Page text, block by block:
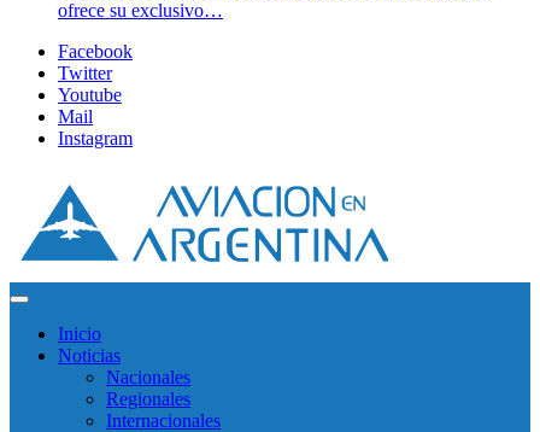
ofrece su exclusivo…
Facebook
Twitter
Youtube
Mail
Instagram
Inicio
Noticias
Nacionales
Regionales
Internacionales